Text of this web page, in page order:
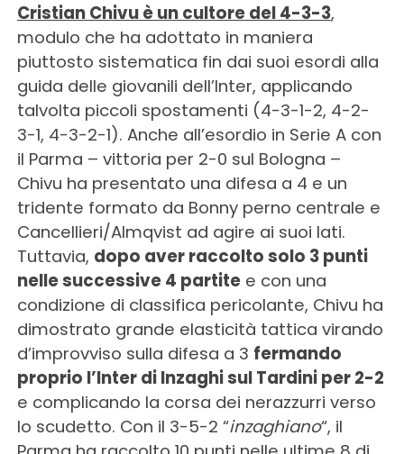
Cristian Chivu è un cultore del 4-3-3,
modulo che ha adottato in maniera
piuttosto sistematica fin dai suoi esordi alla
guida delle giovanili dell’Inter, applicando
talvolta piccoli spostamenti (4-3-1-2, 4-2-
3-1, 4-3-2-1). Anche all’esordio in Serie A con
il Parma – vittoria per 2-0 sul Bologna –
Chivu ha presentato una difesa a 4 e un
tridente formato da Bonny perno centrale e
Cancellieri/Almqvist ad agire ai suoi lati.
Tuttavia, dopo aver raccolto solo 3 punti
nelle successive 4 partitee con una
condizione di classifica pericolante, Chivu ha
dimostrato grande elasticità tattica virando
d’improvviso sulla difesa a 3 fermando
proprio l’Inter di Inzaghi sul Tardini per 2-2
e complicando la corsa dei nerazzurri verso
lo scudetto. Con il 3-5-2 “inzaghiano“, il